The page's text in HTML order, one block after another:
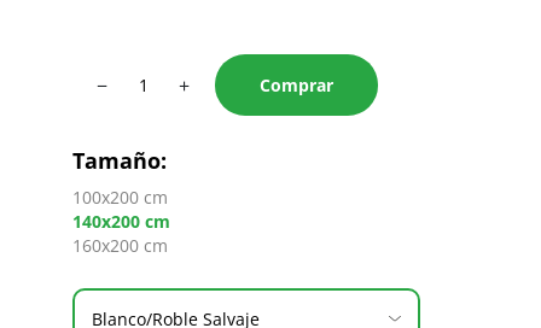
− + Comprar
Tamaño:
100x200 cm
140x200 cm
160x200 cm
Blanco/Roble Salvaje